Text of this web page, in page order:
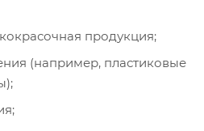
продукция;
(например, пластиковые